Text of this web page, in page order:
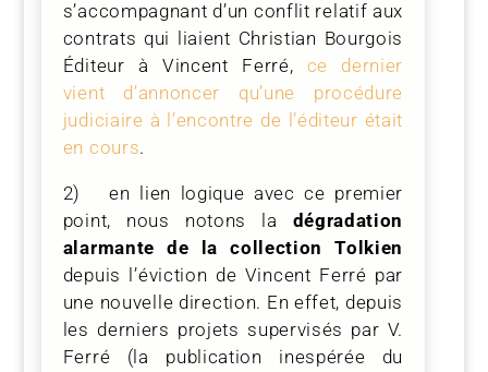
s’accompagnant d’un conflit relatif aux
contrats qui liaient Christian Bourgois
Éditeur à Vincent Ferré, ce dernier
vient d’annoncer qu’une procédure
judiciaire à l’encontre de l’éditeur était
en cours.
2) en lien logique avec ce premier
point, nous notons la dégradation
alarmante de la collection Tolkien
depuis l’éviction de Vincent Ferré par
une nouvelle direction. En effet, depuis
les derniers projets supervisés par V.
Ferré (la publication inespérée du